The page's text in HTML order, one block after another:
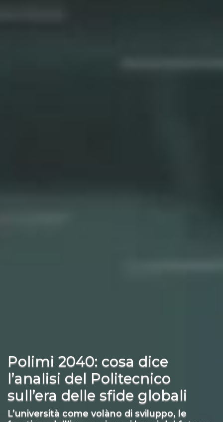
Polimi 2040: cosa dice
l’analisi del Politecnico
sull’era delle sfide globali
L’università come volàno di sviluppo, le